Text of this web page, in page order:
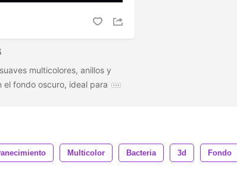
multicolores, anillos y
el fondo oscuro, ideal para
Multicolor Bacteria 3d Fondo